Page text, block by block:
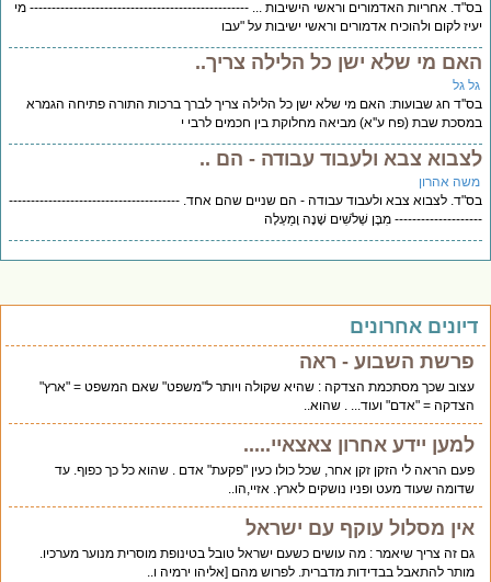
אחריות האדמורים וראשי הישיבות ... -------------------------------------------------- מי
לקום ולהוכיח אדמורים וראשי ישיבות על "עבו
מי שלא ישן כל הלילה צריך..
גל
חג שבועות: האם מי שלא ישן כל הלילה צריך לברך ברכות התורה פתיחה הגמרא
שבת (פח ע''א) מביאה מחלוקת בין חכמים לרבי י
צבא ולעבוד עבודה - הם ..
אהרון
לצבוא צבא ולעבוד עבודה - הם שניים שהם אחד. ---------------------------------------
מִבֶּן שְׁלֹשִׁים שָׁנָה וָמַעְלָה
אחרונים
פרשת השבוע - ראה
עצוב שכך מסתכמת הצדקה : שהיא שקולה ויותר ל"משפט" שאם המשפט = "ארץ"
הצדקה = "אדם" ועוד... . שהוא..
למען יידע אחרון צאצאיי.....
פעם הראה לי הזקן זקן אחר, שכל כולו כעין "פקעת" אדם . שהוא כל כך כפוף. עד
שדומה שעוד מעט ופניו נושקים לארץ. אזיי,הו..
אין מסלול עוקף עם ישראל
גם זה צריך שיאמר : מה עושים כשעם ישראל טובל בטינופת מוסרית מנוער מערכיו.
מותר להתאבל בבדידות מדברית. לפרוש מהם [אליהו ירמיה ו..